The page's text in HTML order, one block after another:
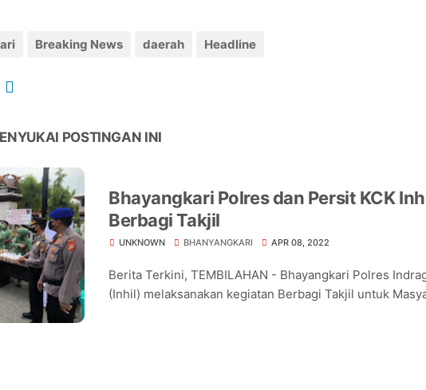
Breaking News daerah Headline
POSTINGAN INI
Bhayangkari Polres dan Persit KCK
Berbagi Takjil
UNKNOWN BHANYANGKARI APR 08, 2022
Berita Terkini, TEMBILAHAN - Bhayangkari Polres
(Inhil) melaksanakan kegiatan Berbagi Takjil untuk